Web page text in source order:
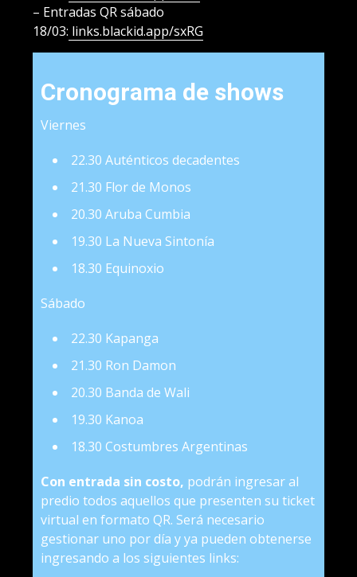
– Entradas QR sábado
18/03: links.blackid.app/sxRG
Cronograma de shows
Viernes
22.30 Auténticos decadentes
21.30 Flor de Monos
20.30 Aruba Cumbia
19.30 La Nueva Sintonía
18.30 Equinoxio
Sábado
22.30 Kapanga
21.30 Ron Damon
20.30 Banda de Wali
19.30 Kanoa
18.30 Costumbres Argentinas
Con entrada sin costo, podrán ingresar al
predio todos aquellos que presenten su ticket
virtual en formato QR. Será necesario
gestionar uno por día y ya pueden obtenerse
ingresando a los siguientes links: